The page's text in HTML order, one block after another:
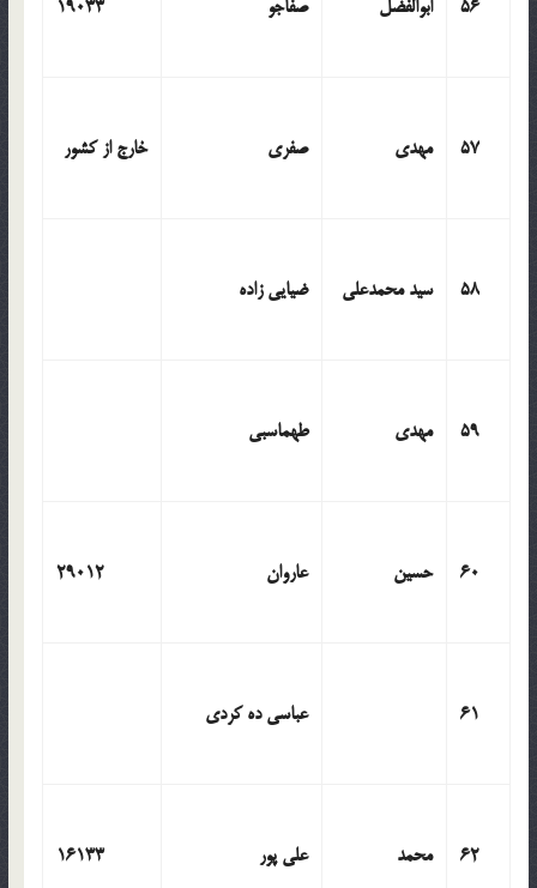
56 ابوالفضل صفاجو 19033
57 مهدی صفری خارج از کشور
58 سید محمدعلی ضیایی زاده
59 مهدی طهماسبی
60 حسین عاروان 29012
61 عباسی ده کردی
62 محمد علی پور 16133